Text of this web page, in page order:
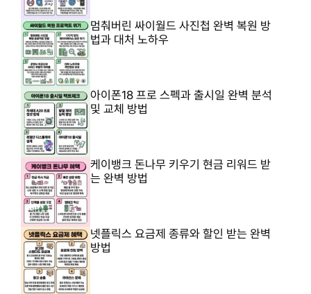
멈춰버린 싸이월드 사진첩 완벽 복원 방
법과 대처 노하우
아이폰18 프로 스펙과 출시일 완벽 분석
및 교체 방법
케이뱅크 돈나무 키우기 현금 리워드 받
는 완벽 방법
넷플릭스 요금제 종류와 할인 받는 완벽
방법